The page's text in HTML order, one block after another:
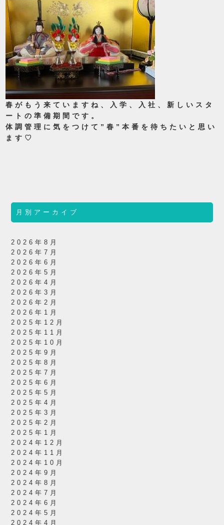
春がもう来ていますね、入学、入社、新しいスタ
ートの準備期間です。
体調管理に気をつけて”春”本番を待ちたいと思い
ます♡
月別アーカイブ
2026年8月
2026年7月
2026年6月
2026年5月
2026年4月
2026年3月
2026年2月
2026年1月
2025年12月
2025年11月
2025年10月
2025年9月
2025年8月
2025年7月
2025年6月
2025年5月
2025年4月
2025年3月
2025年2月
2025年1月
2024年12月
2024年11月
2024年10月
2024年9月
2024年8月
2024年7月
2024年6月
2024年5月
2024年4月